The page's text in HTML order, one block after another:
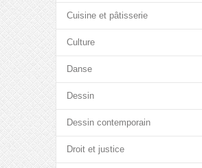
Cuisine et pâtisserie
Culture
Danse
Dessin
Dessin contemporain
Droit et justice